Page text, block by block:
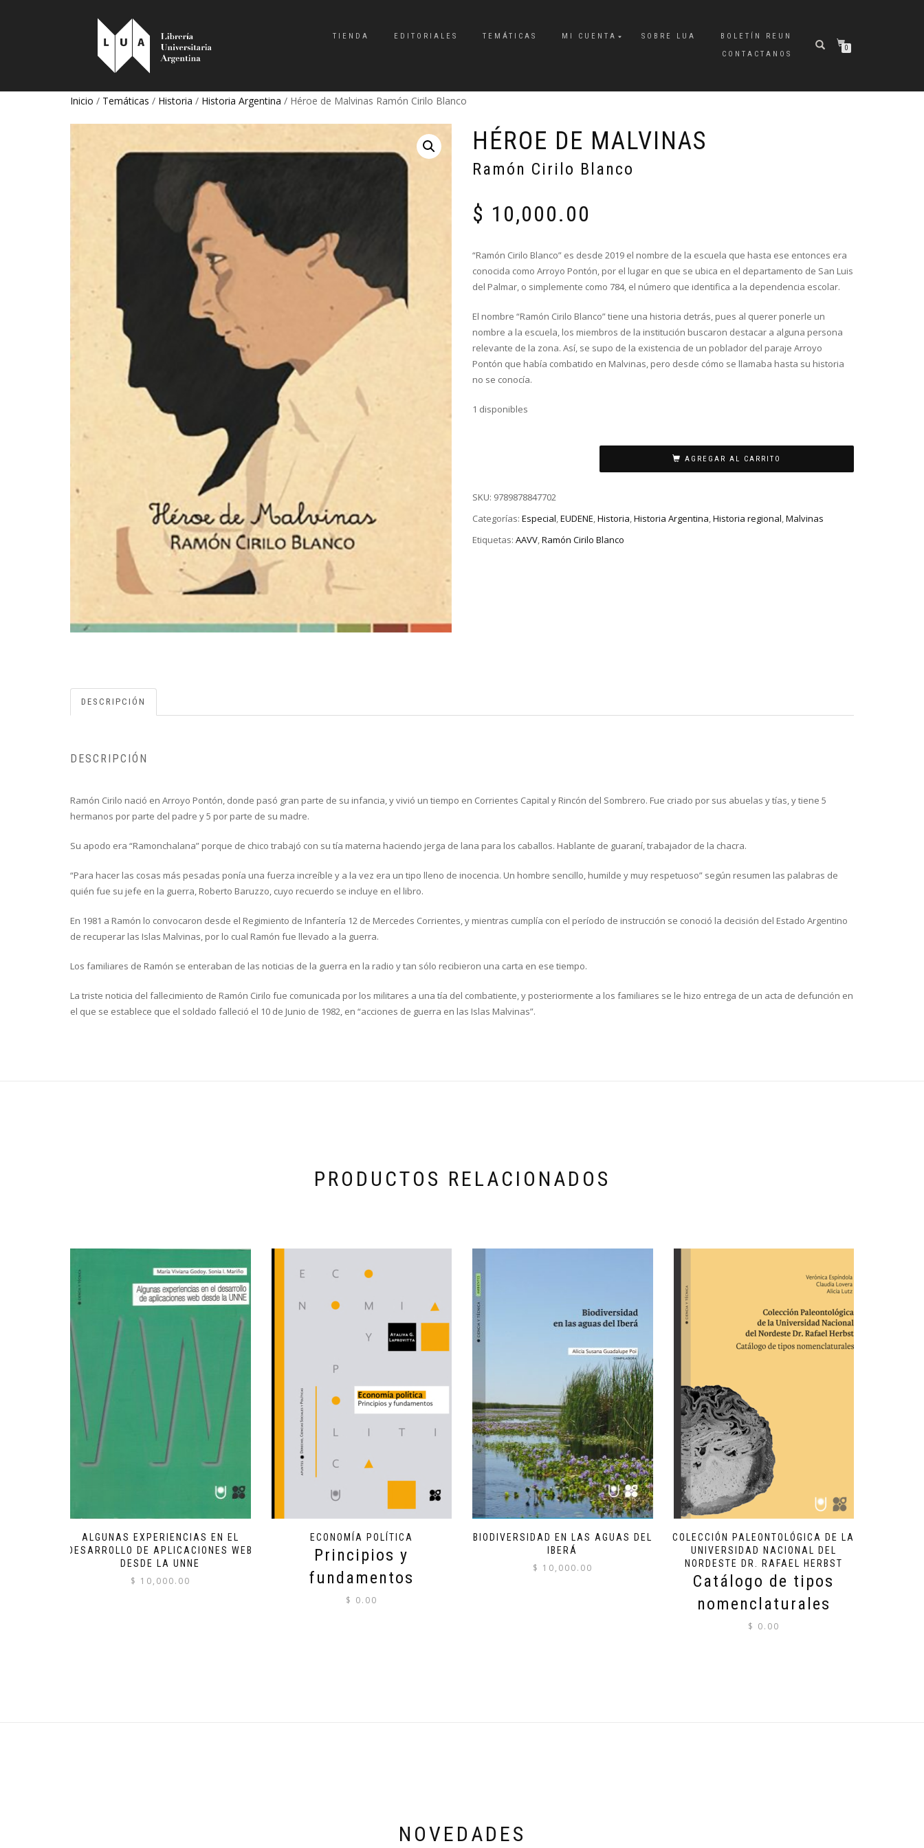
TIENDA EDITORIALES TEMÁTICAS MI CUENTA SOBRE LUA
BOLETÍN REUN
CONTACTANOS
0
Inicio / Temáticas / Historia / Historia Argentina / Héroe de Malvinas Ramón Cirilo Blanco
HÉROE DE MALVINAS
Ramón Cirilo Blanco
$ 10,000.00
“Ramón Cirilo Blanco” es desde 2019 el nombre de la escuela que hasta ese entonces era
conocida como Arroyo Pontón, por el lugar en que se ubica en el departamento de San Luis
del Palmar, o simplemente como 784, el número que identifica a la dependencia escolar.
El nombre “Ramón Cirilo Blanco” tiene una historia detrás, pues al querer ponerle un
nombre a la escuela, los miembros de la institución buscaron destacar a alguna persona
relevante de la zona. Así, se supo de la existencia de un poblador del paraje Arroyo
Pontón que había combatido en Malvinas, pero desde cómo se llamaba hasta su historia
no se conocía.
1 disponibles
AGREGAR AL CARRITO
SKU: 9789878847702
Categorías: Especial,EUDENE,Historia,Historia Argentina,Historia regional,Malvinas
Etiquetas: AAVV,Ramón Cirilo Blanco
DESCRIPCIÓN
DESCRIPCIÓN
Ramón Cirilo nació en Arroyo Pontón, donde pasó gran parte de su infancia, y vivió un tiempo en Corrientes Capital y Rincón del Sombrero. Fue criado por sus abuelas y tías, y tiene 5
hermanos por parte del padre y 5 por parte de su madre.
Su apodo era “Ramonchalana” porque de chico trabajó con su tía materna haciendo jerga de lana para los caballos. Hablante de guaraní, trabajador de la chacra.
“Para hacer las cosas más pesadas ponía una fuerza increíble y a la vez era un tipo lleno de inocencia. Un hombre sencillo, humilde y muy respetuoso” según resumen las palabras de
quién fue su jefe en la guerra, Roberto Baruzzo, cuyo recuerdo se incluye en el libro.
En 1981 a Ramón lo convocaron desde el Regimiento de Infantería 12 de Mercedes Corrientes, y mientras cumplía con el período de instrucción se conoció la decisión del Estado Argentino
de recuperar las Islas Malvinas, por lo cual Ramón fue llevado a la guerra.
Los familiares de Ramón se enteraban de las noticias de la guerra en la radio y tan sólo recibieron una carta en ese tiempo.
La triste noticia del fallecimiento de Ramón Cirilo fue comunicada por los militares a una tía del combatiente, y posteriormente a los familiares se le hizo entrega de un acta de defunción en
el que se establece que el soldado falleció el 10 de Junio de 1982, en “acciones de guerra en las Islas Malvinas”.
PRODUCTOS RELACIONADOS
ALGUNAS EXPERIENCIAS EN EL
DESARROLLO DE APLICACIONES WEB
DESDE LA UNNE
$ 10,000.00
ECONOMÍA POLÍTICA
Principios y
fundamentos
$ 0.00
BIODIVERSIDAD EN LAS AGUAS DEL
IBERÁ
$ 10,000.00
COLECCIÓN PALEONTOLÓGICA DE LA
UNIVERSIDAD NACIONAL DEL
NORDESTE DR. RAFAEL HERBST
Catálogo de tipos
nomenclaturales
$ 0.00
NOVEDADES